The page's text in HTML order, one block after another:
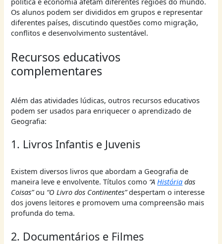
Os alunos podem ser divididos em grupos e representar
diferentes países, discutindo questões como migração,
conflitos e desenvolvimento sustentável.
Recursos educativos
complementares
Além das atividades lúdicas, outros recursos educativos
podem ser usados para enriquecer o aprendizado de
Geografia:
1. Livros Infantis e Juvenis
Existem diversos livros que abordam a Geografia de
maneira leve e envolvente. Títulos como “AHistória das
Coisas”ou “O Livro dos Continentes”despertam o interesse
dos jovens leitores e promovem uma compreensão mais
profunda do tema.
2. Documentários e Filmes